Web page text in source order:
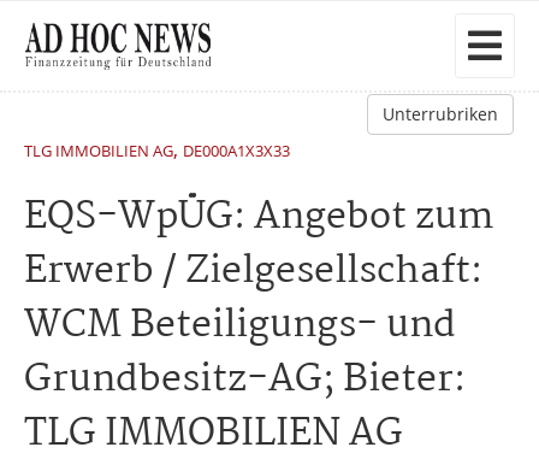
Unterrubriken
TLG IMMOBILIEN AG, DE000A1X3X33
EQS-WpÜG: Angebot zum
Erwerb / Zielgesellschaft:
WCM Beteiligungs- und
Grundbesitz-AG; Bieter:
TLG IMMOBILIEN AG